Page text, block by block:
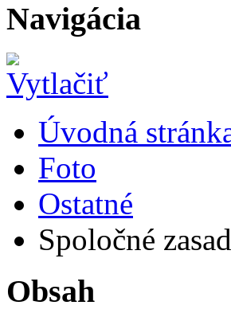
Navigácia
Úvodná
Foto
Ostatné
Spoločné
Obsah